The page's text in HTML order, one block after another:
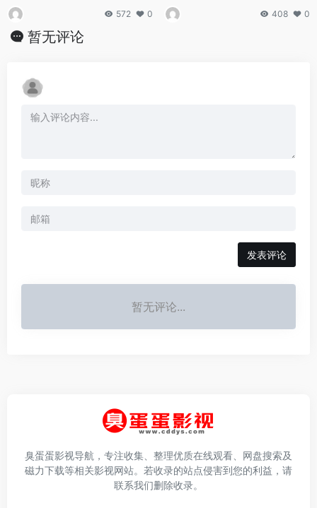
572 0 408 0
暂无评论
发表评论
暂无评论...
臭蛋蛋影视导航，专注收集、整理优质在线观看、网盘搜索及
磁力下载等相关影视网站。若收录的站点侵害到您的利益，请
联系我们删除收录。